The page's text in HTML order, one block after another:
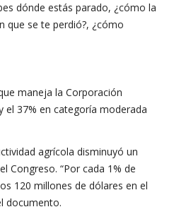
dónde estás parado, ¿cómo la
que se te perdió?, ¿cómo
maneja la Corporación
el 37% en categoría moderada
agrícola disminuyó un
Congreso. “Por cada 1% de
120 millones de dólares en el
documento.